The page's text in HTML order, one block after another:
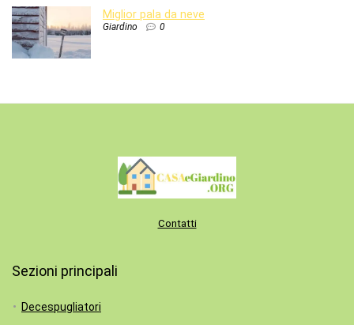
Miglior pala da neve
Giardino 0
Contatti
Sezioni principali
Decespugliatori